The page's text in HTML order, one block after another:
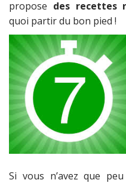
propose des recettes
quoi partir du bon pied !
Si vous n’avez que